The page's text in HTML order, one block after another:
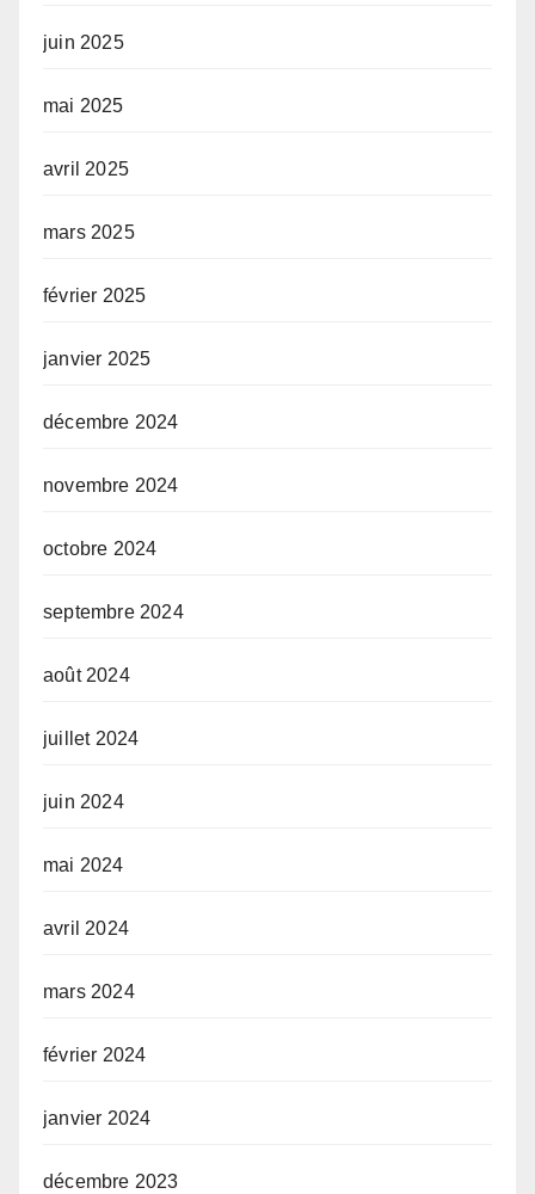
juin 2025
mai 2025
avril 2025
mars 2025
février 2025
janvier 2025
décembre 2024
novembre 2024
octobre 2024
septembre 2024
août 2024
juillet 2024
juin 2024
mai 2024
avril 2024
mars 2024
février 2024
janvier 2024
décembre 2023